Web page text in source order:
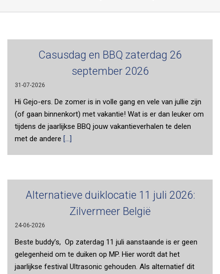
Casusdag en BBQ zaterdag 26
september 2026
31-07-2026
Hi Gejo-ers. De zomer is in volle gang en vele van jullie zijn
(of gaan binnenkort) met vakantie! Wat is er dan leuker om
tijdens de jaarlijkse BBQ jouw vakantieverhalen te delen
met de andere [...]
Alternatieve duiklocatie 11 juli 2026:
Zilvermeer België
24-06-2026
Beste buddy’s, Op zaterdag 11 juli aanstaande is er geen
gelegenheid om te duiken op MP. Hier wordt dat het
jaarlijkse festival Ultrasonic gehouden. Als alternatief dit